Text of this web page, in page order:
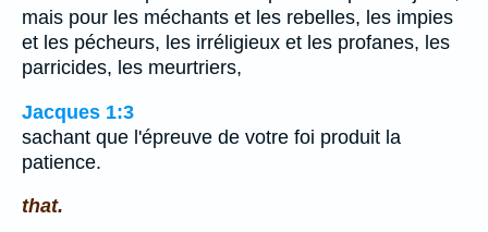
mais pour les méchants et les rebelles, les impies
et les pécheurs, les irréligieux et les profanes, les
parricides, les meurtriers,
Jacques 1:3
sachant que l'épreuve de votre foi produit la
patience.
that.